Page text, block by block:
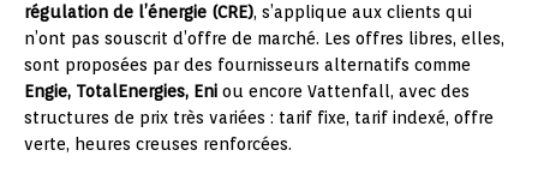
régulation de l’énergie (CRE), s’applique aux clients qui
n’ont pas souscrit d’offre de marché. Les offres libres, elles,
sont proposées par des fournisseurs alternatifs comme
Engie, TotalEnergies, Eni ou encore Vattenfall, avec des
structures de prix très variées : tarif fixe, tarif indexé, offre
verte, heures creuses renforcées.